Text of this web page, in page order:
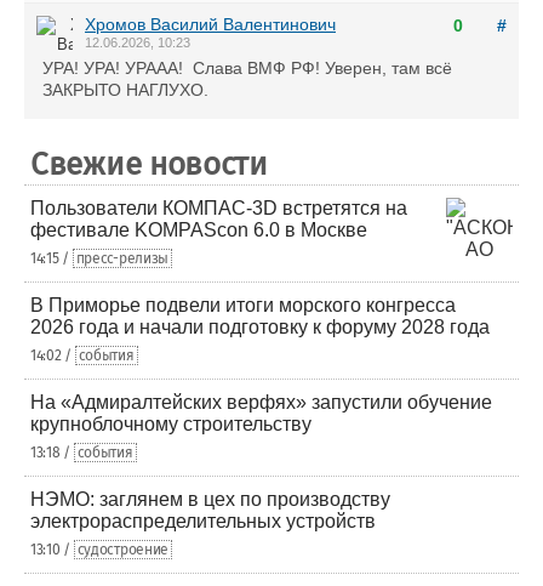
0 #
Хромов Василий Валентинович
12.06.2026, 10:23
УРА! УРА! УРААА! Слава ВМФ РФ! Уверен, там всё
ЗАКРЫТО НАГЛУХО.
Свежие новости
Пользователи КОМПАС-3D встретятся на
фестивале KOMPAScon 6.0 в Москве
14:15 / пресс-релизы
В Приморье подвели итоги морского конгресса
2026 года и начали подготовку к форуму 2028 года
14:02 / события
На «Адмиралтейских верфях» запустили обучение
крупноблочному строительству
13:18 / события
НЭМО: заглянем в цех по производству
электрораспределительных устройств
13:10 / судостроение